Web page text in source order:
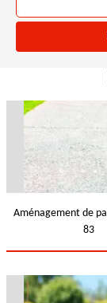
Aménagement de
83